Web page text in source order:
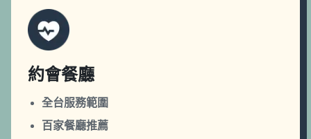
約會餐廳
全台服務範圍
百家餐廳推薦